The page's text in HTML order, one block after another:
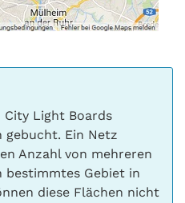
Light Boards
gebucht. Ein Netz
Anzahl von mehreren
bestimmtes Gebiet in
diese Flächen nicht